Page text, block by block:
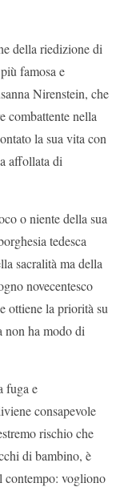
della riedizione di
famosa e
Nirenstein, che
combattente nella
la sua vita con
affollata di
o niente della sua
tedesca
sacralità ma della
novecentesco
ottiene la priorità su
non ha modo di
fuga e
consapevole
rischio che
di bambino, è
contempo: vogliono